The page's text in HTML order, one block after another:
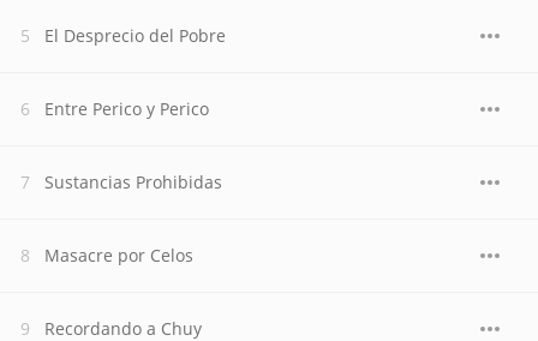
El Desprecio del Pobre
Entre Perico y Perico
Sustancias Prohibidas
Masacre por Celos
Recordando a Chuy